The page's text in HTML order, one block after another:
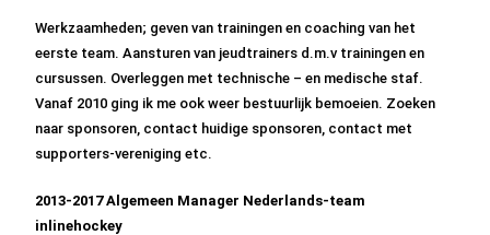
Werkzaamheden; geven van trainingen en coaching van het
eerste team. Aansturen van jeudtrainers d.m.v trainingen en
cursussen. Overleggen met technische – en medische staf.
Vanaf 2010 ging ik me ook weer bestuurlijk bemoeien. Zoeken
naar sponsoren, contact huidige sponsoren, contact met
supporters-vereniging etc.
2013-2017 Algemeen Manager Nederlands-team
inlinehockey